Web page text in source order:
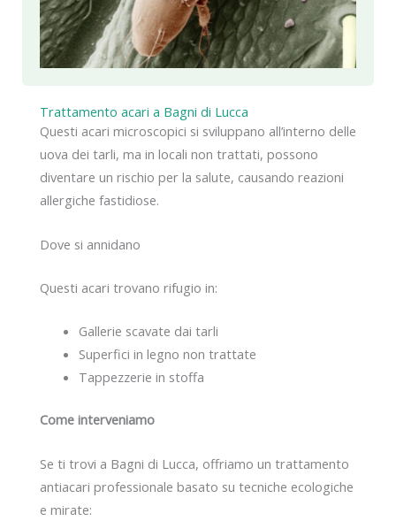
Trattamento acari a Bagni di Lucca
Questi acari microscopici si sviluppano all’interno delle
uova dei tarli, ma in locali non trattati, possono
diventare un rischio per la salute, causando reazioni
allergiche fastidiose.
Dove si annidano
Questi acari trovano rifugio in:
Gallerie scavate dai tarli
Superfici in legno non trattate
Tappezzerie in stoffa
Come interveniamo
Se ti trovi a Bagni di Lucca, offriamo un trattamento
antiacari professionale basato su tecniche ecologiche
e mirate: